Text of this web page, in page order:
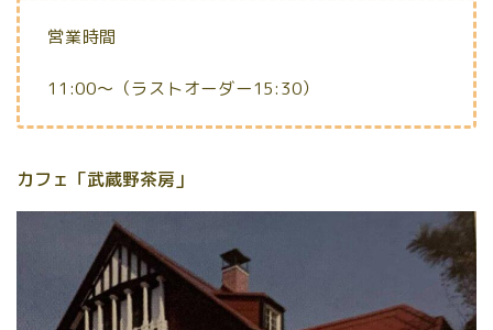
営業時間
11:00～（ラストオーダー15:30）
カフェ「武蔵野茶房」